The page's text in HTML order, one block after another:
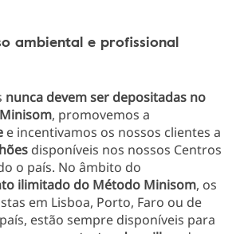
ambiental e profissional
nunca devem ser depositadas no
Minisom, promovemos a
e incentivamos os nossos clientes a
disponíveis nos nossos Centros
o país. No âmbito do
ilimitado do Método Minisom, os
em Lisboa, Porto, Faro ou de
estão sempre disponíveis para